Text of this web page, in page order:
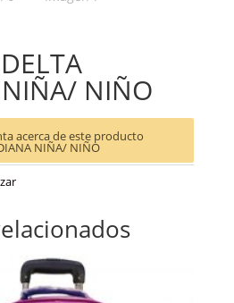
NIÑO
acerca de este producto
NIÑA/ NIÑO